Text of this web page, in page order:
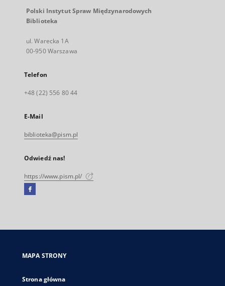
Polski Instytut Spraw Międzynarodowych
Biblioteka
ul. Warecka 1A
00-950 Warszawa
Telefon
+48 (22) 556 80 44
E-Mail
biblioteka@pism.pl
Odwiedź nas!
https://www.pism.pl/
Facebook
się
karcie
MAPA STRONY
Strona główna